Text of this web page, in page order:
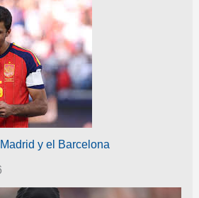
y el Barcelona